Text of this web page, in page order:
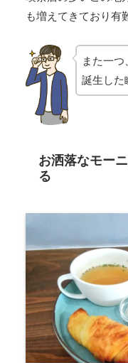
も増えてきており有
また一
誕生した
お洒落なモー
る